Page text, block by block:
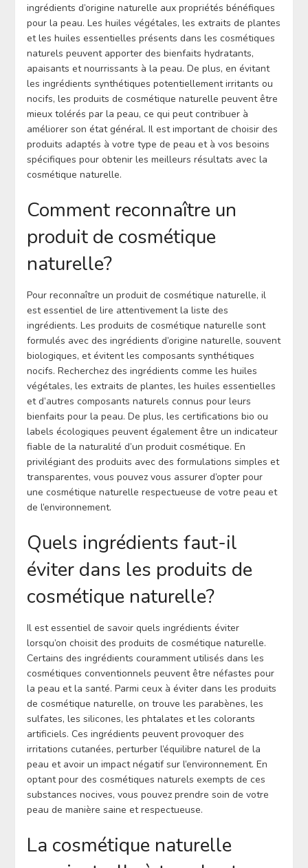
ingrédients d’origine naturelle aux propriétés bénéfiques
pour la peau. Les huiles végétales, les extraits de plantes
et les huiles essentielles présents dans les cosmétiques
naturels peuvent apporter des bienfaits hydratants,
apaisants et nourrissants à la peau. De plus, en évitant
les ingrédients synthétiques potentiellement irritants ou
nocifs, les produits de cosmétique naturelle peuvent être
mieux tolérés par la peau, ce qui peut contribuer à
améliorer son état général. Il est important de choisir des
produits adaptés à votre type de peau et à vos besoins
spécifiques pour obtenir les meilleurs résultats avec la
cosmétique naturelle.
Comment reconnaître un
produit de cosmétique
naturelle?
Pour reconnaître un produit de cosmétique naturelle, il
est essentiel de lire attentivement la liste des
ingrédients. Les produits de cosmétique naturelle sont
formulés avec des ingrédients d’origine naturelle, souvent
biologiques, et évitent les composants synthétiques
nocifs. Recherchez des ingrédients comme les huiles
végétales, les extraits de plantes, les huiles essentielles
et d’autres composants naturels connus pour leurs
bienfaits pour la peau. De plus, les certifications bio ou
labels écologiques peuvent également être un indicateur
fiable de la naturalité d’un produit cosmétique. En
privilégiant des produits avec des formulations simples et
transparentes, vous pouvez vous assurer d’opter pour
une cosmétique naturelle respectueuse de votre peau et
de l’environnement.
Quels ingrédients faut-il
éviter dans les produits de
cosmétique naturelle?
Il est essentiel de savoir quels ingrédients éviter
lorsqu’on choisit des produits de cosmétique naturelle.
Certains des ingrédients couramment utilisés dans les
cosmétiques conventionnels peuvent être néfastes pour
la peau et la santé. Parmi ceux à éviter dans les produits
de cosmétique naturelle, on trouve les parabènes, les
sulfates, les silicones, les phtalates et les colorants
artificiels. Ces ingrédients peuvent provoquer des
irritations cutanées, perturber l’équilibre naturel de la
peau et avoir un impact négatif sur l’environnement. En
optant pour des cosmétiques naturels exempts de ces
substances nocives, vous pouvez prendre soin de votre
peau de manière saine et respectueuse.
La cosmétique naturelle